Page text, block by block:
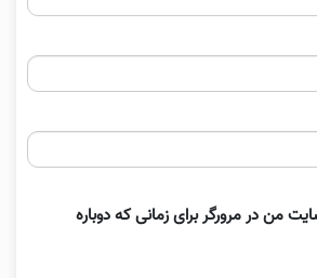
من در مرورگر برای زمانی که دوباره